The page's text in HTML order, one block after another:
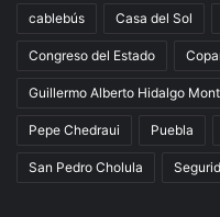
cablebús Casa del Sol
Congreso del Estado
Guillermo Alberto Hidalgo
Pepe Chedraui Puebla
San Pedro Cholula